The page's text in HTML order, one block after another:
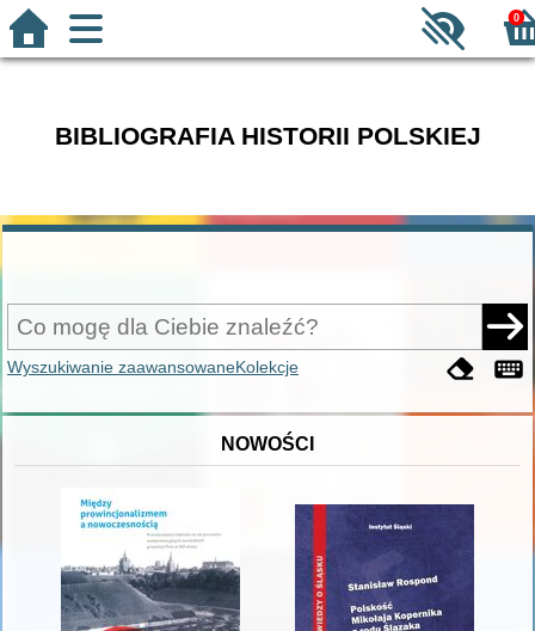
0
BIBLIOGRAFIA HISTORII POLSKIEJ
Wyszukiwanie zaawansowaneKolekcje
NOWOŚCI